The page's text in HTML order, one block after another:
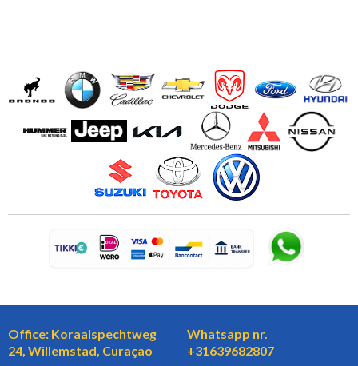
Office: Koraalspechtweg
24, Willemstad, Curaçao
Whatsapp nr.
+31639682807